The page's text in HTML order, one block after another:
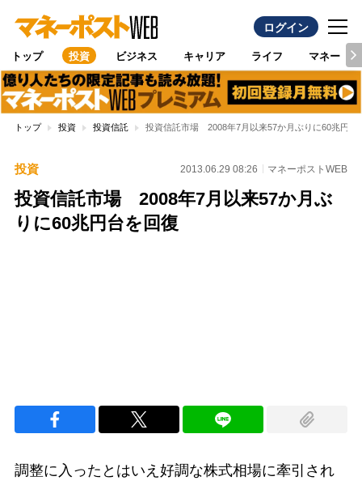
ログイン
トップ 投資 ビジネス キャリア ライフ マネー
トップ 投資 投資信託 投資信託市場 2008年7月以来57か月ぶりに60兆円台
投資 2013.06.29 08:26 マネーポストWEB
投資信託市場 2008年7月以来57か月ぶ
りに60兆円台を回復
調整に入ったとはいえ好調な株式相場に牽引され